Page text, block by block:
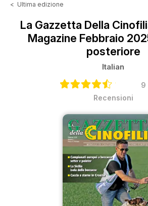
< Ultima edizione
La Gazzetta Della
Magazine Febbraio
posteriore
Italian
9
Recensioni